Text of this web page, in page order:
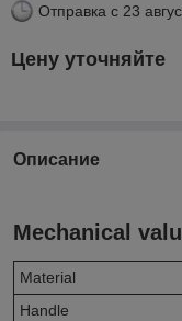
Отправка с 23
Цену уточняйте
Описание
Mechanical
Material
Handle